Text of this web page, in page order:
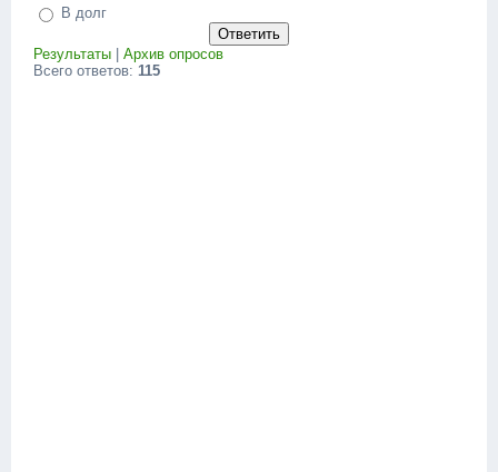
В долг
Результаты
Архив опросов
Всего ответов: 115